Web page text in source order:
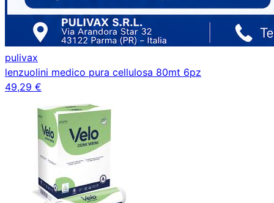
pulivax
lenzuolini medico pura cellulosa 80mt 6pz
49,29 €